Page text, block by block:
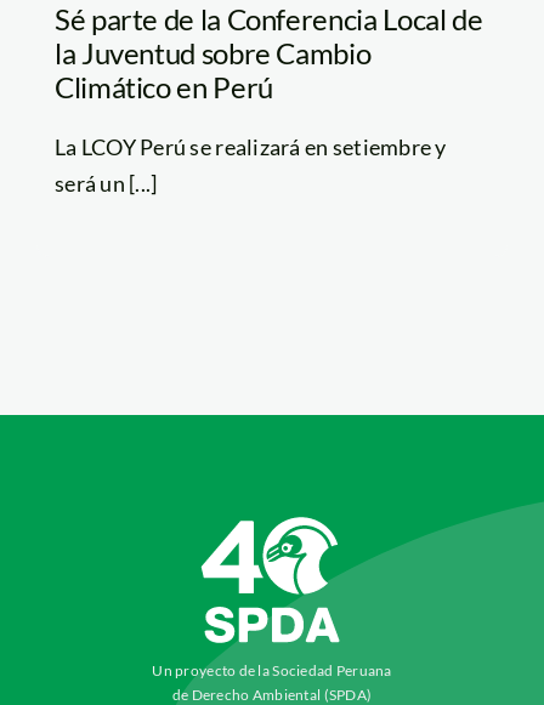
Sé parte de la Conferencia Local de
la Juventud sobre Cambio
Climático en Perú
La LCOY Perú se realizará en setiembre y
será un [...]
Un proyecto de la Sociedad Peruana
de Derecho Ambiental (SPDA)